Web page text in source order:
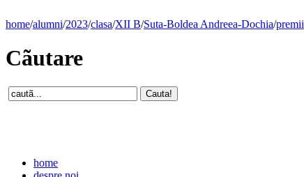
home/alumni/2023/clasa/XII B/Suta-Boldea Andreea-Dochia/premii
Cãutare
home